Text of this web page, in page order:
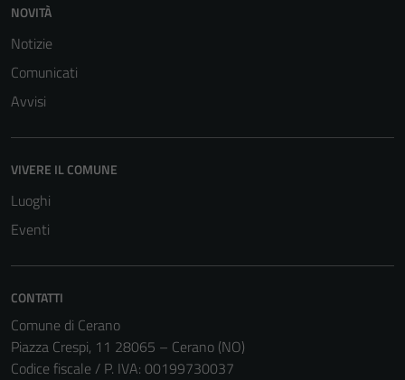
NOVITÀ
Notizie
Comunicati
Avvisi
VIVERE IL COMUNE
Luoghi
Eventi
CONTATTI
Comune di Cerano
Piazza Crespi, 11 28065 – Cerano (NO)
Codice fiscale / P. IVA: 00199730037